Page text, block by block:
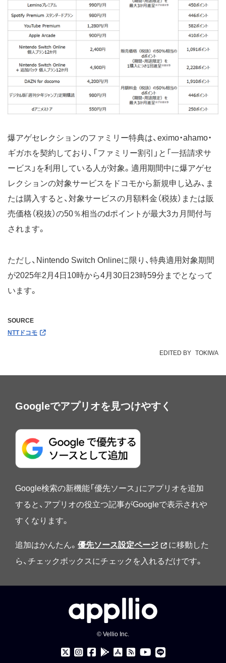
爆アゲセレクションのファミリー特典は、eximo・ahamo・
ギガホを契約しており、「ファミリー割引」と「一括請求サ
ービス」を利用している人が対象。適用期間中に爆アゲセ
レクションの対象サービスをドコモから新規申し込み、ま
たは購入すると、対象サービスの月額料金（税抜）または販
売価格（税抜）の50％相当のdポイントが最大3カ月間付与
されます。
ただし、Nintendo Switch Onlineに限り、特典適用対象期間
が2025年2月4日10時から4月30日23時59分までとなって
います。
SOURCE
NTTドコモ
EDITED BY TOKIWA
Googleでアプリオを見つけやすく
Google検索の新機能「優先ソース」にアプリオを追加
すると、アプリオの役立つ記事がGoogleで表示されや
すくなります。
追加はかんたん。 優先ソース設定ページ
に移動した
ら、チェックボックスにチェックを入れるだけです。
© Vellio Inc.